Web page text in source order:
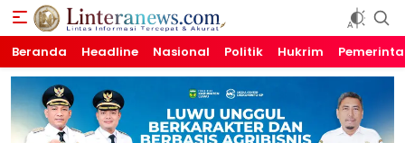
Linteranews.com
Lintas Informasi Tercepat dan Akurat
Beranda Headline Nasional Politik Hukrim